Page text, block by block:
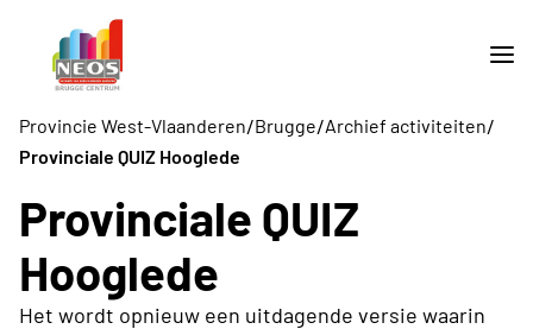
Provincie West-Vlaanderen/Brugge/Archief activiteiten/
Provinciale QUIZ Hooglede
Provinciale QUIZ
Hooglede
Het wordt opnieuw een uitdagende versie waarin